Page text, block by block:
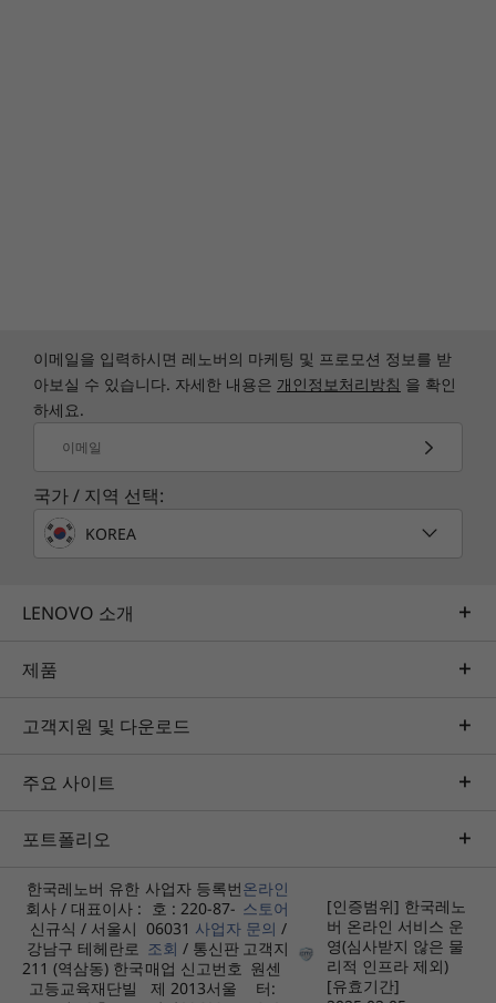
이메일을 입력하시면 레노버의 마케팅 및 프로모션 정보를 받
아보실 수 있습니다. 자세한 내용은 개인정보처리방침 을 확인
하세요.
이메일
국가 / 지역 선택:
KOREA
LENOVO 소개
제품
고객지원 및 다운로드
주요 사이트
포트폴리오
한국레노버 유한
회사 / 대표이사 :
신규식 / 서울시
강남구 테헤란로
211 (역삼동) 한국
고등교육재단빌
사업자 등록번
호 : 220-87-
06031 사업자
조회 / 통신판
매업 신고번호
제 2013서울
온라인
스토어
문의 /
고객지
원센
터:
[인증범위] 한국레노
버 온라인 서비스 운
영(심사받지 않은 물
리적 인프라 제외)
[유효기간]